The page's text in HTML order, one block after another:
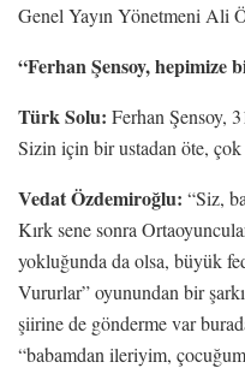
Genel Yayın Yönetmeni Ali
“Ferhan Şensoy, hepimize
Türk Solu: Ferhan Şensoy,
Sizin için bir ustadan öte,
Vedat Özdemiroğlu: “Siz,
Kırk sene sonra
yokluğunda da olsa, büyük
Vururlar” oyunundan bir
şiirine de gönderme var
“babamdan ileriyim,